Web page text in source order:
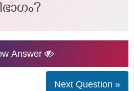
Answer
Next Question »